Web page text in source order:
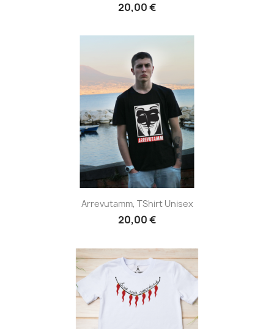
20,00 €
Arrevutamm, TShirt Unisex
20,00 €